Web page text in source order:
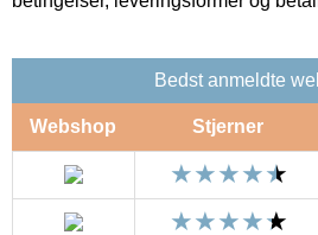
Bedst anmeldte
Webshop Stjerner